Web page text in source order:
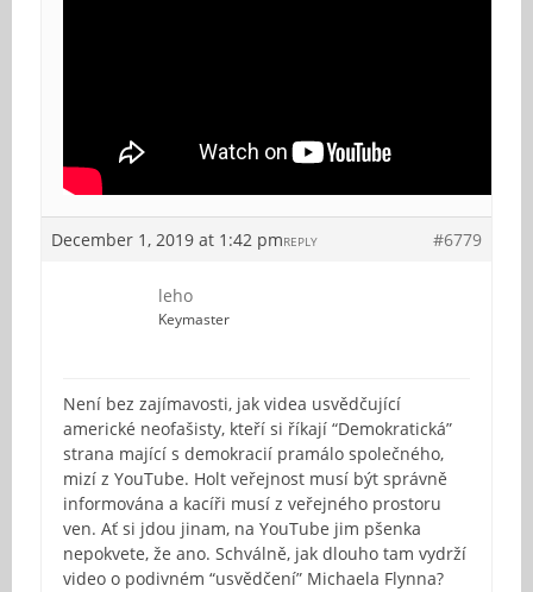
December 1, 2019 at 1:42 pm #6779
REPLY
leho
Keymaster
Není bez zajímavosti, jak videa usvědčující
americké neofašisty, kteří si říkají “Demokratická”
strana mající s demokracií pramálo společného,
mizí z YouTube. Holt veřejnost musí být správně
informována a kacíři musí z veřejného prostoru
ven. Ať si jdou jinam, na YouTube jim pšenka
nepokvete, že ano. Schválně, jak dlouho tam vydrží
video o podivném “usvědčení” Michaela Flynna?